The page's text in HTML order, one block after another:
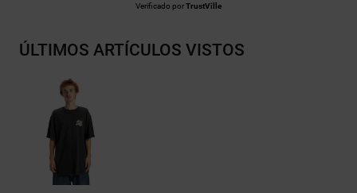
Verificado porTrustVille
ÚLTIMOS ARTÍCULOS VISTOS